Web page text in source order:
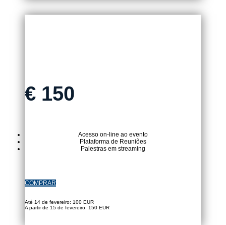
€ 150
Acesso on-line ao evento
Plataforma de Reuniões
Palestras em streaming
COMPRAR
Até 14 de fevereiro: 100 EUR
A partir de 15 de fevereiro: 150 EUR